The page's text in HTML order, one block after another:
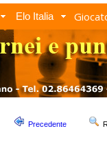
Elo Italia
Precedente